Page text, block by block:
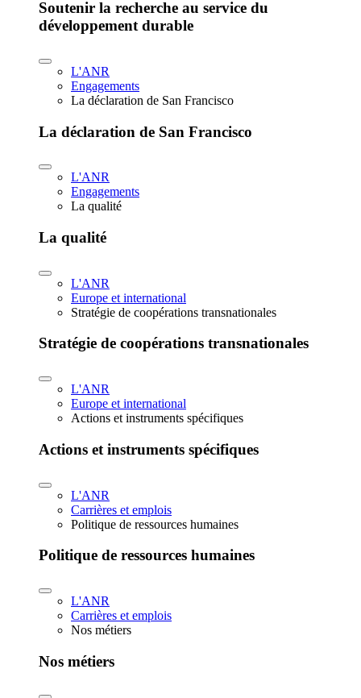
Soutenir la recherche au service du
développement durable
L'ANR
Engagements
La déclaration de San Francisco
La déclaration de San Francisco
L'ANR
Engagements
La qualité
La qualité
L'ANR
Europe et international
Stratégie de coopérations transnationales
Stratégie de coopérations transnationales
L'ANR
Europe et international
Actions et instruments spécifiques
Actions et instruments spécifiques
L'ANR
Carrières et emplois
Politique de ressources humaines
Politique de ressources humaines
L'ANR
Carrières et emplois
Nos métiers
Nos métiers